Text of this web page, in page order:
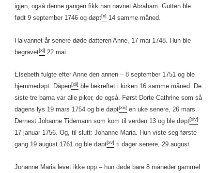
igjen, også denne gangen fikk han navnet Abraham. Gutten ble
født 9 september 1746 og døpt[x] 14 samme måned.
Halvannet år senere døde datteren Anne, 17 mai 1748. Hun ble
begravet[xi] 22 mai.
Elsebeth fulgte efter Anne den annen – 8 september 1751 og ble
hjemmedøpt. Dåpen[xii]
ble bekreftet i kirken 16 samme måned. De
siste tre barna var alle piker, de også. Først Dorte Cathrine som så
dagens lys 19 mars 1754 og ble døpt[xiii] en uke senere, 26 mars.
Dernest Johanne Tidemann som kom til verden 13 og ble døpt[xiv]
17 januar 1756. Og, til slutt: Johanne Maria. Hun viste seg første
gang 19 august 1761 og ble døpt[xv] ti dager senere, 29 august.
Johanne Maria levet ikke opp – hun døde bare 8 måneder gammel